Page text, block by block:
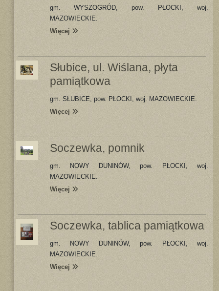
gm. WYSZOGRÓD, pow. PŁOCKI, woj.
MAZOWIECKIE.
Więcej
Słubice, ul. Wiślana, płyta
pamiątkowa
gm. SŁUBICE, pow. PŁOCKI, woj. MAZOWIECKIE.
Więcej
Soczewka, pomnik
gm. NOWY DUNINÓW, pow. PŁOCKI, woj.
MAZOWIECKIE.
Więcej
Soczewka, tablica pamiątkowa
gm. NOWY DUNINÓW, pow. PŁOCKI, woj.
MAZOWIECKIE.
Więcej